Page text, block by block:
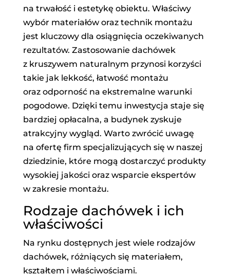
na trwałość i estetykę obiektu. Właściwy
wybór materiałów oraz technik montażu
jest kluczowy dla osiągnięcia oczekiwanych
rezultatów. Zastosowanie dachówek
z kruszywem naturalnym przynosi korzyści
takie jak lekkość, łatwość montażu
oraz odporność na ekstremalne warunki
pogodowe. Dzięki temu inwestycja staje się
bardziej opłacalna, a budynek zyskuje
atrakcyjny wygląd. Warto zwrócić uwagę
na ofertę firm specjalizujących się w naszej
dziedzinie, które mogą dostarczyć produkty
wysokiej jakości oraz wsparcie ekspertów
w zakresie montażu.
Rodzaje dachówek i ich
właściwości
Na rynku dostępnych jest wiele rodzajów
dachówek, różniących się materiałem,
kształtem i właściwościami.